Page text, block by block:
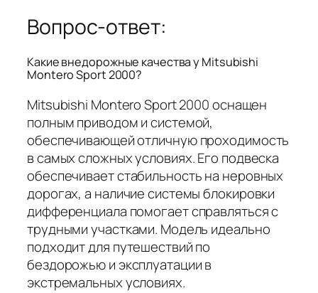
Вопрос-ответ:
Какие внедорожные качества у Mitsubishi
Montero Sport 2000?
Mitsubishi Montero Sport 2000 оснащен
полным приводом и системой,
обеспечивающей отличную проходимость
в самых сложных условиях. Его подвеска
обеспечивает стабильность на неровных
дорогах, а наличие системы блокировки
дифференциала помогает справляться с
трудными участками. Модель идеально
подходит для путешествий по
бездорожью и эксплуатации в
экстремальных условиях.